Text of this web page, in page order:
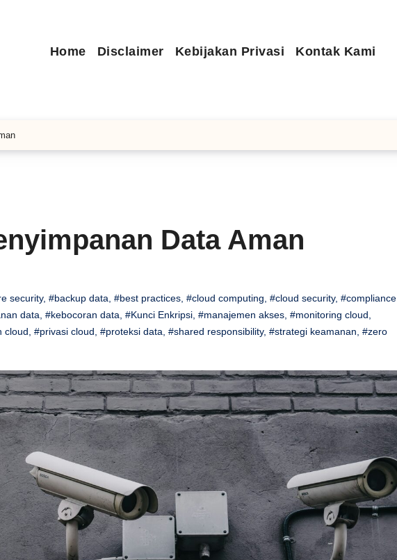
Home Disclaimer Kebijakan Privasi Kontak Kami
Data Aman
security, #backup data #best practices #cloud computing #cloud security, #compliance
data #kebocoran data #Kunci Enkripsi #manajemen akses #monitoring cloud
cloud #privasi cloud #proteksi data #shared responsibility, #strategi keamanan #zero